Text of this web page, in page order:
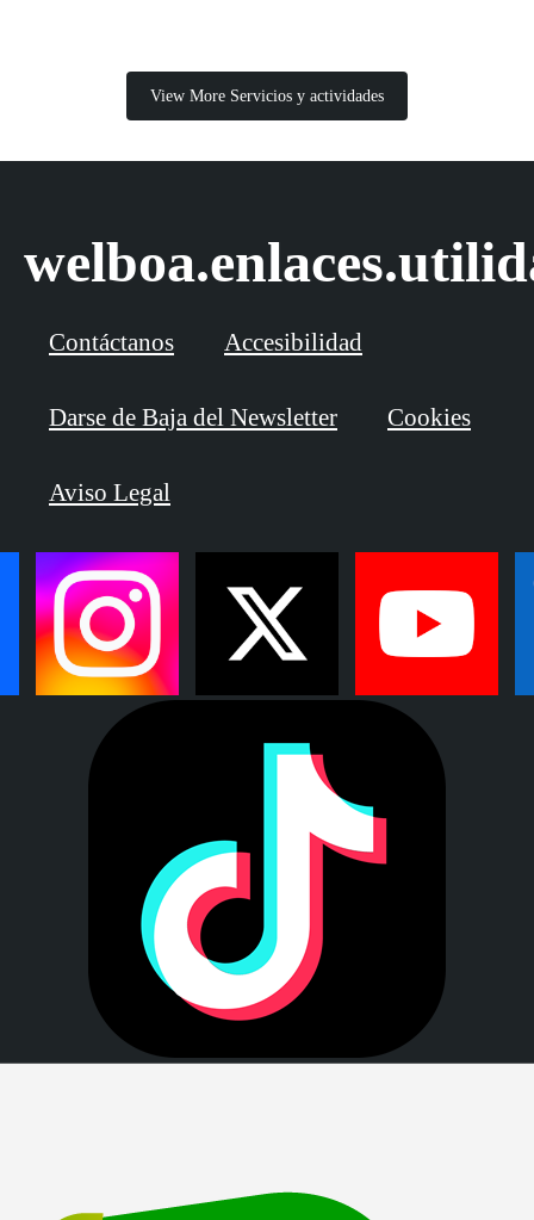
View More Servicios y actividades
Contáctanos Accesibilidad
Darse de Baja del Newsletter Cookies
Aviso Legal